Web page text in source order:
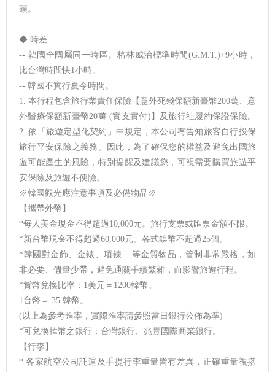
頭。
◆ 時差
-- 韓國全國屬同一時區。格林威治標準時間(G.M.T.)+9小時，
比台灣時間快1小時。
-- 韓國不實行夏令時間。
1. 本行程包含旅行業責任保險【意外死殘保額新臺幣200萬、意
外醫療保額新臺幣20萬 (實支實付)】及旅行社履約保證保險。
2. 依「旅遊定型化契約」中規定，本公司有告知旅客自行投保
旅行平安保險之義務。因此，為了確保您的權益及避免出國旅
遊可能產生的風險，特別提醒及建議您，可視需要購買旅遊平
安保險及旅遊不便險。
※韓國觀光應注意事項及必備物品※
【攜帶外幣】
*每人美金現金不得超過10,000元。旅行支票或匯票金額不限。
*新台幣現金不得超過60,000元。各式鎳幣不超過25個。
*韓國對金飾、金錶、項鍊....等金質物品，管制非常嚴格，如
非必要、儘量少帶，避免通關手續繁雜，而影響旅遊行程。
*貨幣兌換比率：1美元＝1200韓幣。
1台幣＝ 35 韓幣。
(以上為參考匯率，實際匯率請參照當日銀行公佈為準)
*可兌換韓幣之銀行：台灣銀行、兆豐國際商業銀行。
【行李】
* 各家航空公司託運及手提行李重量皆有差異，正確重量視搭